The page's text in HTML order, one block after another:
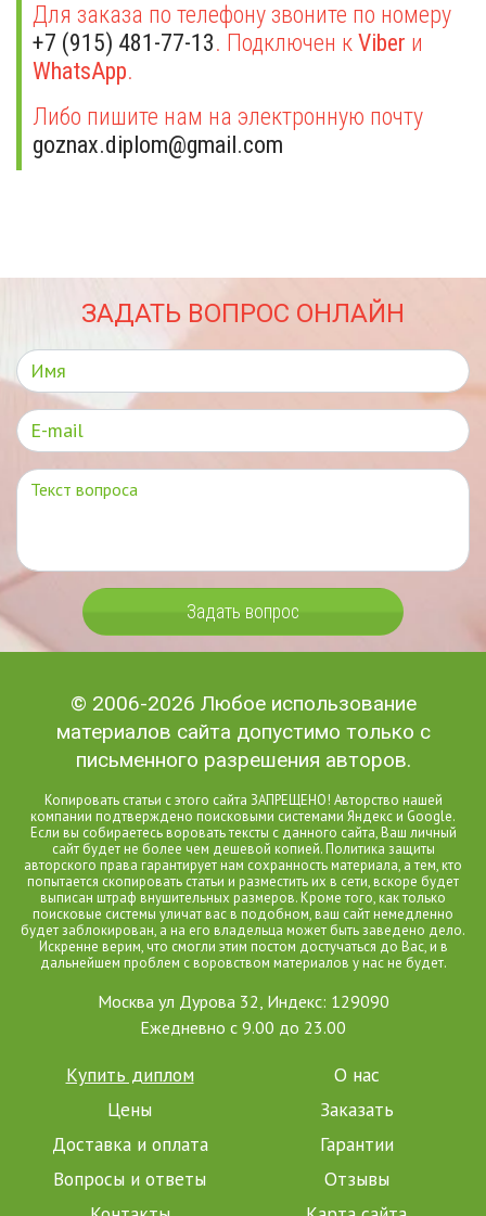
Для заказа по телефону звоните по номеру
+7 (915) 481-77-13. Подключен к Viber и
WhatsApp.
Либо пишите нам на электронную почту
goznax.diplom@gmail.com
ЗАДАТЬ ВОПРОС ОНЛАЙН
Задать вопрос
© 2006-2026 Любое использование
материалов сайта допустимо только с
письменного разрешения авторов.
Копировать статьи с этого сайта ЗАПРЕЩЕНО! Авторство нашей
компании подтверждено поисковыми системами Яндекс и Google.
Если вы собираетесь воровать тексты с данного сайта, Ваш личный
сайт будет не более чем дешевой копией. Политика защиты
авторского права гарантирует нам сохранность материала, а тем, кто
попытается скопировать статьи и разместить их в сети, вскоре будет
выписан штраф внушительных размеров. Кроме того, как только
поисковые системы уличат вас в подобном, ваш сайт немедленно
будет заблокирован, а на его владельца может быть заведено дело.
Искренне верим, что смогли этим постом достучаться до Вас, и в
дальнейшем проблем с воровством материалов у нас не будет.
Москва ул Дурова 32, Индекс: 129090
Ежедневно с 9.00 до 23.00
Купить диплом
О нас
Цены
Заказать
Доставка и оплата
Гарантии
Вопросы и ответы
Отзывы